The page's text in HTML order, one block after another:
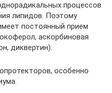
процессов
липидов. Поэтому
постоянный прием
аскорбиновая
диквертин).
особенно